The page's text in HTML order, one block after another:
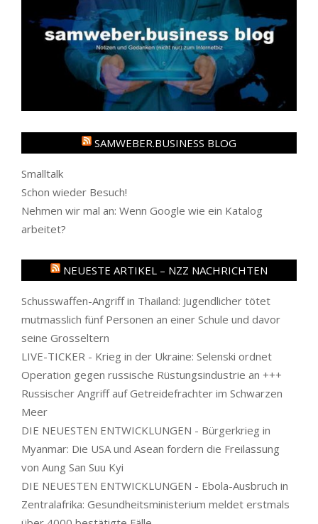
SAMWEBER.BUSINESS BLOG
Smalltalk
Schon wieder Besuch!
Nehmen wir mal an: Wenn Google wie ein Katalog
arbeitet?
NEUESTE ARTIKEL – NZZ NACHRICHTEN
Schusswaffen-Angriff in Thailand: Jugendlicher tötet
mutmasslich fünf Personen an einer Schule und davor
seine Grosseltern
LIVE-TICKER - Krieg in der Ukraine: Selenski ordnet
Operation gegen russische Rüstungsindustrie an +++
Russischer Angriff auf Getreidefrachter im Schwarzen
Meer
DIE NEUESTEN ENTWICKLUNGEN - Bürgerkrieg in
Myanmar: Die USA und Asean fordern die Freilassung
von Aung San Suu Kyi
DIE NEUESTEN ENTWICKLUNGEN - Ebola-Ausbruch in
Zentralafrika: Gesundheitsministerium meldet erstmals